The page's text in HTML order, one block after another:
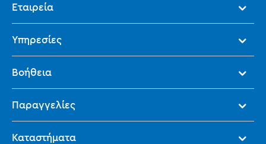
Εταιρεία
Υπηρεσίες
Βοήθεια
Παραγγελίες
Καταστήματα